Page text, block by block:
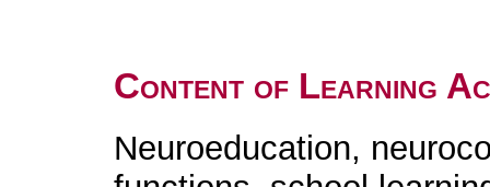
Content of Learning
Neuroeducation,